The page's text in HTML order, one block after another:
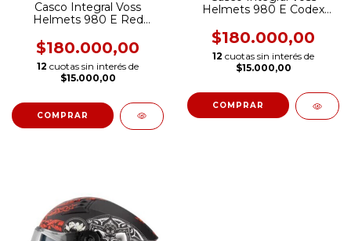
Casco Integral Voss
Helmets 980 E Red
$180.000,00
12 cuotas sin interés de
$15.000,00
COMPRAR
Helmets 980 E Codex
$180.000,00
12 cuotas sin interés de
$15.000,00
COMPRAR